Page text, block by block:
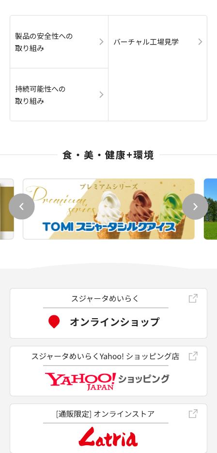
製品の安全性への
取り組み
バーチャル工場見学
持続可能性への
取り組み
食・美・健康+環境